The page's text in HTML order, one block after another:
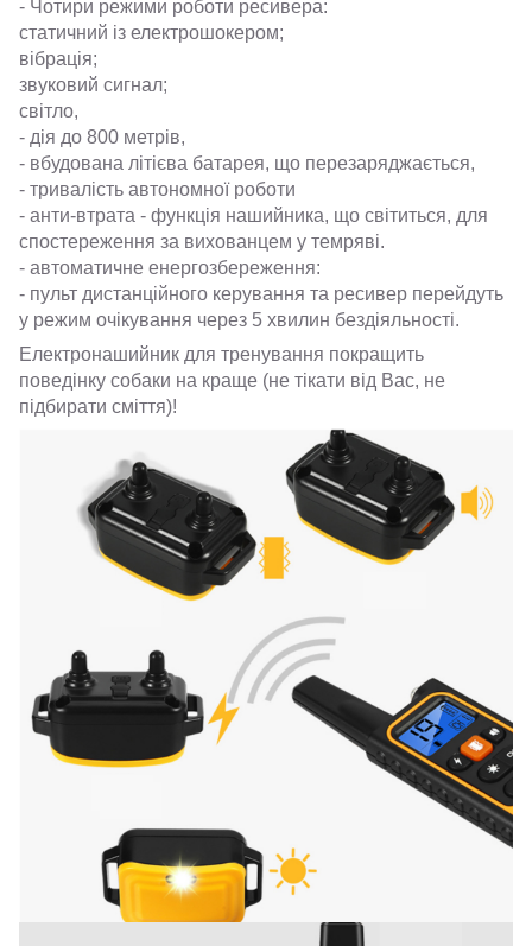
- Чотири режими роботи ресивера:
статичний із електрошокером;
вібрація;
звуковий сигнал;
світло,
- дія до 800 метрів,
- вбудована літієва батарея, що перезаряджається,
- тривалість автономної роботи
- анти-втрата - функція нашийника, що світиться, для
спостереження за вихованцем у темряві.
- автоматичне енергозбереження:
- пульт дистанційного керування та ресивер перейдуть
у режим очікування через 5 хвилин бездіяльності.
Електронашийник для тренування покращить
поведінку собаки на краще (не тікати від Вас, не
підбирати сміття)!